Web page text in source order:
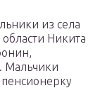
из села
Никита
Мальчики